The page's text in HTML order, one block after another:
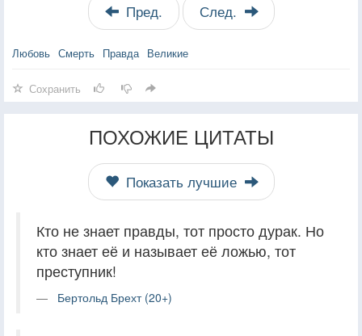
Пред. След.
Любовь Смерть Правда Великие
Сохранить
ПОХОЖИЕ ЦИТАТЫ
Показать лучшие
Кто не знает правды, тот просто дурак. Но
кто знает её и называет её ложью, тот
преступник!
Бертольд Брехт (20+)